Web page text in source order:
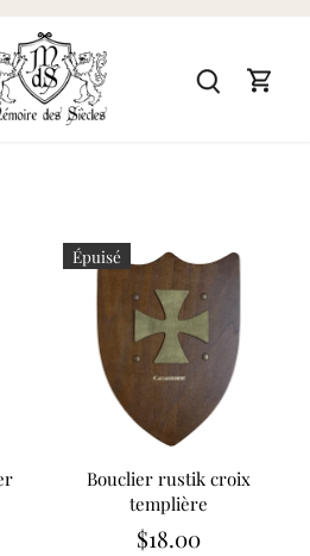
Épuisé
Bouclier rustik croix
templière
$18.00